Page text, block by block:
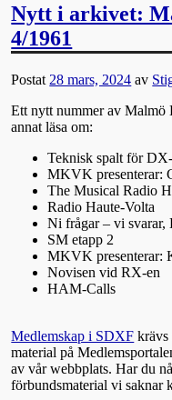
Nytt i arkivet:
4/1961
Postat 28 mars, 2024 av
Ett nytt nummer av Malmö
annat läsa om:
Teknisk spalt för
MKVK presenterar:
The Musical Radio
Radio Haute-Volta
Ni frågar – vi svarar,
SM etapp 2
MKVK presenterar:
Novisen vid RX-en
HAM-Calls
Medlemskap i SDXF krävs
material på
av vår webbplats. Har du
förbundsmaterial vi saknar